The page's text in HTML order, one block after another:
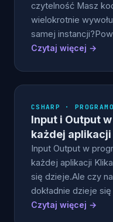
czytelność Masz
wielokrotnie
samej
Czytaj więcej →
CSHARP ·
Input i Output
każdej aplikacji
Input Output w
każdej aplikacji
się dzieje.Ale czy
dokładnie dzieje
Czytaj więcej →